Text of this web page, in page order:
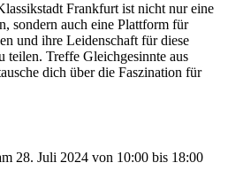
Frankfurt ist nicht nur eine
sondern auch eine Plattform für
und ihre Leidenschaft für diese
teilen. Treffe Gleichgesinnte aus
dich über die Faszination für
28. Juli 2024 von 10:00 bis 18:00